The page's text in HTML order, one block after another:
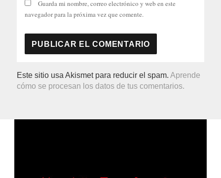
Guarda mi nombre, correo electrónico y web en este
navegador para la próxima vez que comente.
Este sitio usa Akismet para reducir el spam.Aprende
cómo se procesan los datos de tus comentarios.